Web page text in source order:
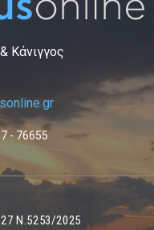
Κάνιγγος
- 76655
Ν.5253/2025